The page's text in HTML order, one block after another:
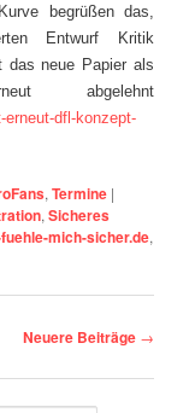
begrüßen das,
Entwurf Kritik
neue Papier als
abgelehnt
dfl-konzept-
,Termine |
,Sicheres
mich-sicher.de,
Neuere Beiträge →